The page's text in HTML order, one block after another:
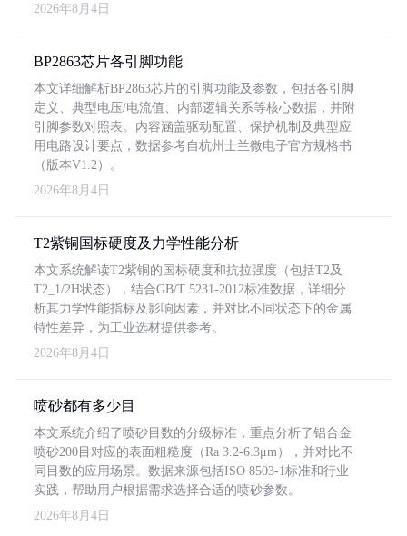
2026年8月4日
BP2863芯片各引脚功能
本文详细解析BP2863芯片的引脚功能及参数，包括各引脚
定义、典型电压/电流值、内部逻辑关系等核心数据，并附
引脚参数对照表。内容涵盖驱动配置、保护机制及典型应
用电路设计要点，数据参考自杭州士兰微电子官方规格书
（版本V1.2）。
2026年8月4日
T2紫铜国标硬度及力学性能分析
本文系统解读T2紫铜的国标硬度和抗拉强度（包括T2及
T2_1/2H状态），结合GB/T 5231-2012标准数据，详细分
析其力学性能指标及影响因素，并对比不同状态下的金属
特性差异，为工业选材提供参考。
2026年8月4日
喷砂都有多少目
本文系统介绍了喷砂目数的分级标准，重点分析了铝合金
喷砂200目对应的表面粗糙度（Ra 3.2-6.3μm），并对比不
同目数的应用场景。数据来源包括ISO 8503-1标准和行业
实践，帮助用户根据需求选择合适的喷砂参数。
2026年8月4日